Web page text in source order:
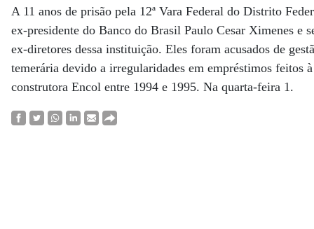
A 11 anos de prisão pela 12ª Vara Federal do Distrito
ex-presidente do Banco do Brasil Paulo Cesar Ximenes e
ex-diretores dessa instituição. Eles foram acusados de
temerária devido a irregularidades em empréstimos feitos à
construtora Encol entre 1994 e 1995. Na quarta-feira 1.